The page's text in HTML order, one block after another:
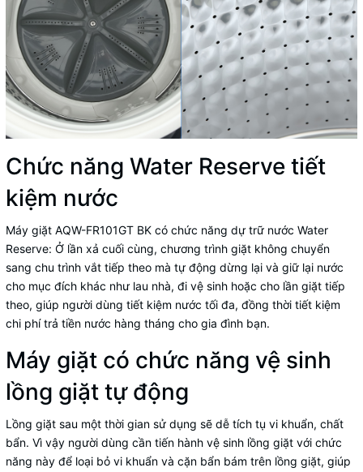
Chức năng Water Reserve tiết
kiệm nước
Máy giặt AQW-FR101GT BK có chức năng dự trữ nước Water
Reserve: Ở lần xả cuối cùng, chương trình giặt không chuyển
sang chu trình vắt tiếp theo mà tự động dừng lại và giữ lại nước
cho mục đích khác như lau nhà, đi vệ sinh hoặc cho lần giặt tiếp
theo, giúp người dùng tiết kiệm nước tối đa, đồng thời tiết kiệm
chi phí trả tiền nước hàng tháng cho gia đình bạn.
Máy giặt có chức năng vệ sinh
lồng giặt tự động
Lồng giặt sau một thời gian sử dụng sẽ dễ tích tụ vi khuẩn, chất
bẩn. Vì vậy người dùng cần tiến hành vệ sinh lồng giặt với chức
năng này để loại bỏ vi khuẩn và cặn bẩn bám trên lồng giặt, giúp